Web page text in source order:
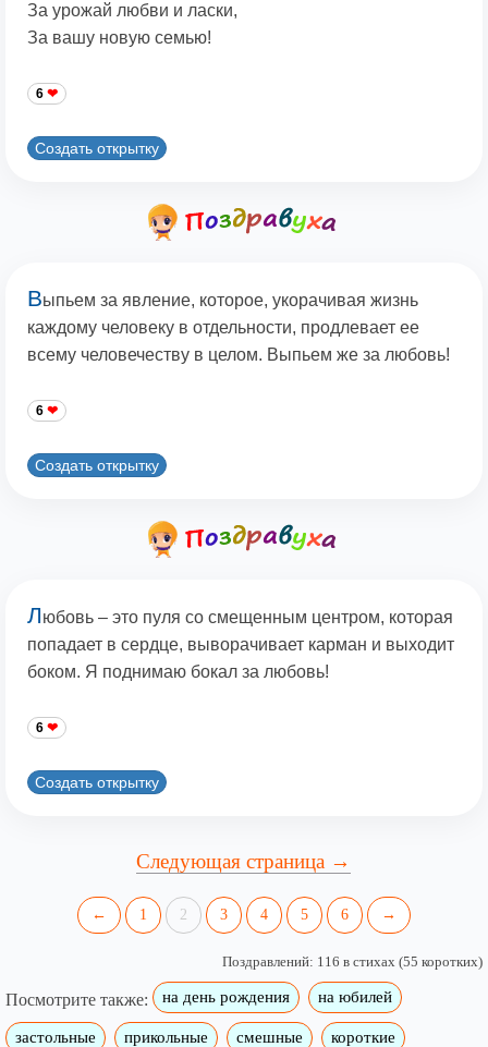
За урожай любви и ласки,
За вашу новую семью!
6
Создать открытку
Выпьем за явление, которое, укорачивая жизнь
каждому человеку в отдельности, продлевает ее
всему человечеству в целом. Выпьем же за любовь!
6
Создать открытку
Любовь – это пуля со смещенным центром, которая
попадает в сердце, выворачивает карман и выходит
боком. Я поднимаю бокал за любовь!
6
Создать открытку
Следующая страница →
← 1 2 3 4 5 6 →
Поздравлений: 116 в стихах (55 коротких)
Посмотрите также: на день рождения на юбилей
застольные прикольные смешные короткие